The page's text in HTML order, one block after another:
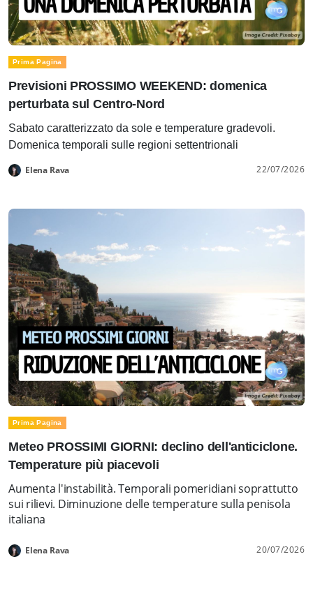
Prima Pagina
Previsioni PROSSIMO WEEKEND: domenica
perturbata sul Centro-Nord
Sabato caratterizzato da sole e temperature gradevoli.
Domenica temporali sulle regioni settentrionali
Elena Rava 22/07/2026
Prima Pagina
Meteo PROSSIMI GIORNI: declino dell'anticiclone.
Temperature più piacevoli
Aumenta l'instabilità. Temporali pomeridiani soprattutto
sui rilievi. Diminuzione delle temperature sulla penisola
italiana
Elena Rava 20/07/2026